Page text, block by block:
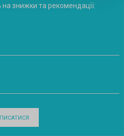
на знижки та рекомендації: